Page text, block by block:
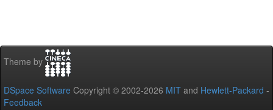
Theme by
DSpace Software Copyright © 2002-2026 MIT and Hewlett-Packard -
Feedback